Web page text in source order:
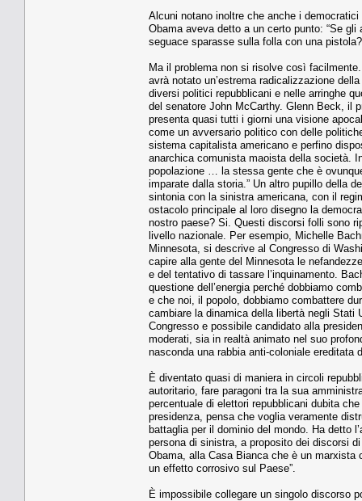
Alcuni notano inoltre che anche i
Obama aveva detto a un certo punto: “Se
seguace sparasse sulla folla con una pistola?
Ma il problema non si risolve così
avrà notato un’estrema radicalizzazione
diversi politici repubblicani e nelle arringhe
del senatore John McCarthy. Glenn Beck, il
presenta quasi tutti i giorni una visione
come un avversario politico con delle
sistema capitalista americano e perfino
anarchica comunista maoista della società.
popolazione … la stessa gente che è
imparate dalla storia.” Un altro pupillo della
sintonia con la sinistra americana, con il
ostacolo principale al loro disegno la
nostro paese? Si. Questi discorsi folli sono
livello nazionale. Per esempio, Michelle
Minnesota, si descrive al Congresso di
capire alla gente del Minnesota le
e del tentativo di tassare l’inquinamento.
questione dell’energia perché dobbiamo
e che noi, il popolo, dobbiamo combattere
cambiare la dinamica della libertà negli Stati
Congresso e possibile candidato alla
moderati, sia in realtà animato nel suo
nasconda una rabbia anti-coloniale
È diventato quasi di maniera in circoli
autoritario, fare paragoni tra la sua
percentuale di elettori repubblicani dubita
presidenza, pensa che voglia veramente
battaglia per il dominio del mondo. Ha detto
persona di sinistra, a proposito dei discorsi
Obama, alla Casa Bianca che è un
un effetto corrosivo sul Paese”.
È impossibile collegare un singolo discorso